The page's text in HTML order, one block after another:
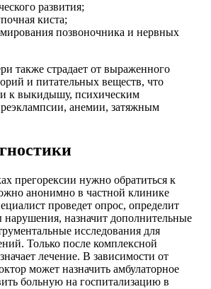
развития;
киста;
позвоночника и нервных
также страдает от выраженного
и питательных веществ, что
к выкидышу, психическим
анемии, затяжным
прегорексии нужно обратиться к
анонимно в частной клинике
проведет опрос, определит
назначит дополнительные
исследования для
Только после комплексной
лечение. В зависимости от
может назначить амбулаторное
больную на госпитализацию в